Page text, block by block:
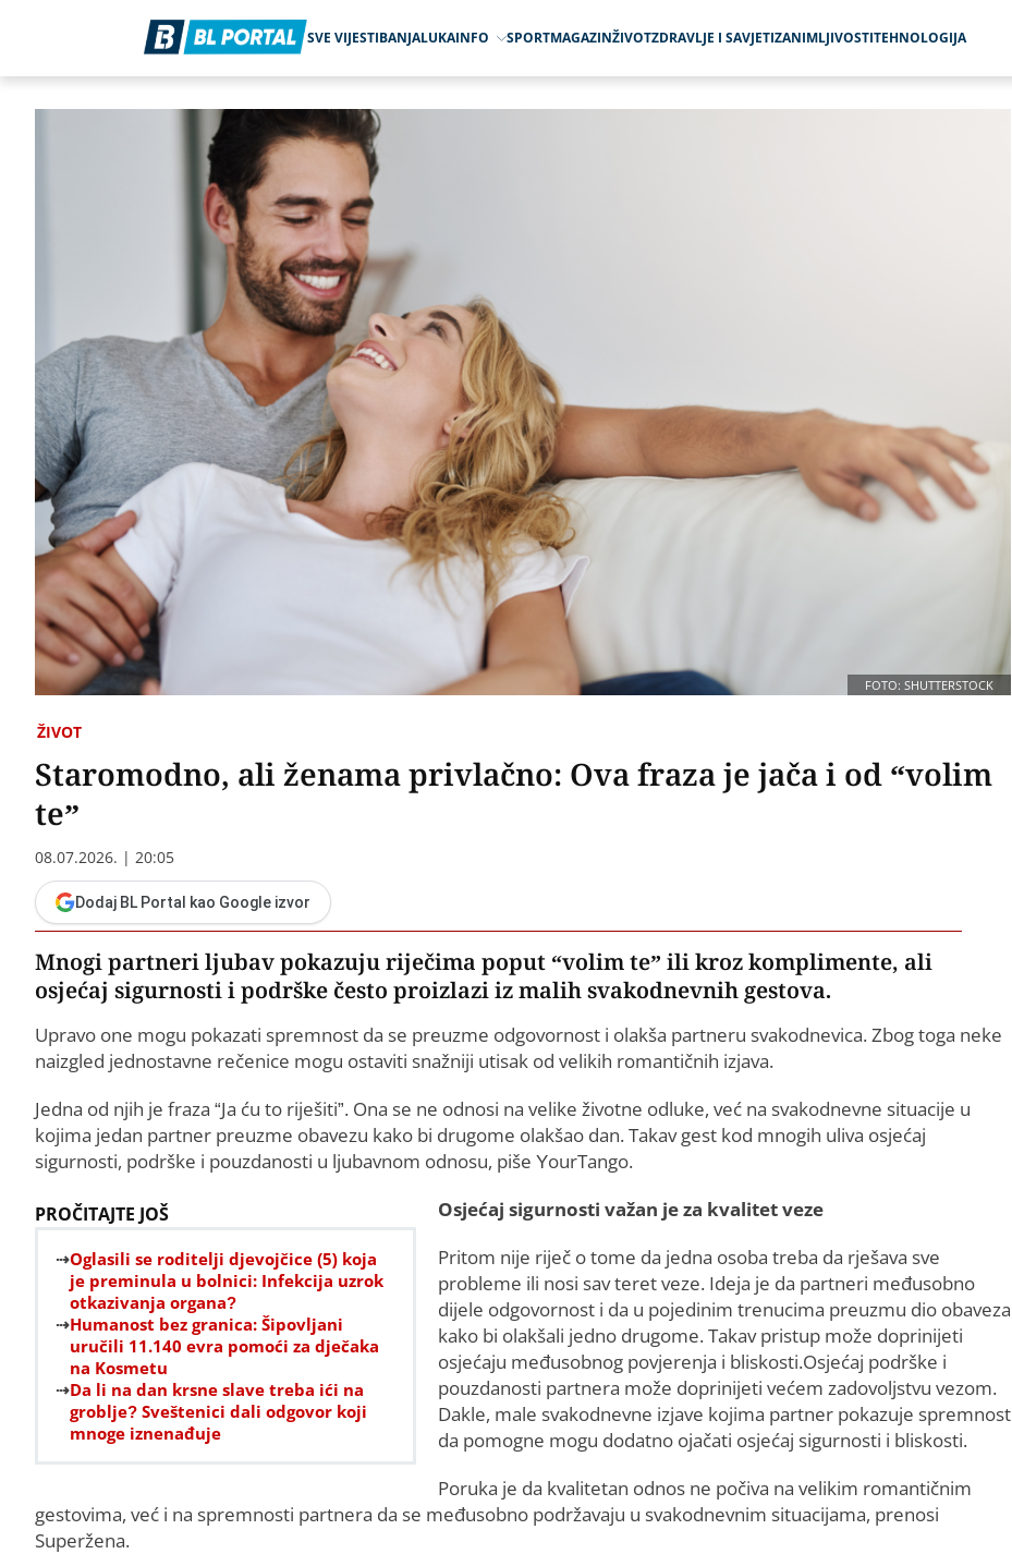
SVE VIJESTIBANJALUKAINFO SPORTMAGAZINŽIVOTZDRAVLJE I SAVJETIZANIMLJIVOSTITEHNOLOGIJA
FOTO: SHUTTERSTOCK
ŽIVOT
Staromodno, ali ženama privlačno: Ova fraza je jača i od “volim
te”
08.07.2026. | 20:05
Dodaj BL Portal kao Google izvor
Mnogi partneri ljubav pokazuju riječima poput “volim te” ili kroz komplimente, ali
osjećaj sigurnosti i podrške često proizlazi iz malih svakodnevnih gestova.
Upravo one mogu pokazati spremnost da se preuzme odgovornost i olakša partneru svakodnevica. Zbog toga neke
naizgled jednostavne rečenice mogu ostaviti snažniji utisak od velikih romantičnih izjava.
Jedna od njih je fraza “Ja ću to riješiti”. Ona se ne odnosi na velike životne odluke, već na svakodnevne situacije u
kojima jedan partner preuzme obavezu kako bi drugome olakšao dan. Takav gest kod mnogih uliva osjećaj
sigurnosti, podrške i pouzdanosti u ljubavnom odnosu, piše YourTango.
PROČITAJTE JOŠ
Oglasili se roditelji d‌jevojčice (5) koja
je preminula u bolnici: Infekcija uzrok
otkazivanja organa?
Humanost bez granica: Šipovljani
uručili 11.140 evra pomoći za dječaka
na Kosmetu
Da li na dan krsne slave treba ići na
groblje? Sveštenici dali odgovor koji
mnoge iznenađuje
Osjećaj sigurnosti važan je za kvalitet veze
Pritom nije riječ o tome da jedna osoba treba da rješava sve
probleme ili nosi sav teret veze. Ideja je da partneri međusobno
dijele odgovornost i da u pojedinim trenucima preuzmu dio obaveza
kako bi olakšali jedno drugome. Takav pristup može doprinijeti
osjećaju međusobnog povjerenja i bliskosti.Osjećaj podrške i
pouzdanosti partnera može doprinijeti većem zadovoljstvu vezom.
Dakle, male svakodnevne izjave kojima partner pokazuje spremnost
da pomogne mogu dodatno ojačati osjećaj sigurnosti i bliskosti.
Poruka je da kvalitetan odnos ne počiva na velikim romantičnim
gestovima, već i na spremnosti partnera da se međusobno podržavaju u svakodnevnim situacijama, prenosi
Superžena.